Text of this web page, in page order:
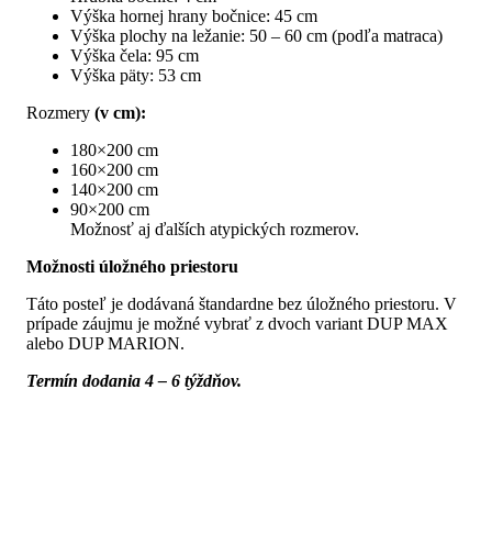
Výška hornej hrany bočnice: 45 cm
Výška plochy na ležanie: 50 – 60 cm (podľa matraca)
Výška čela: 95 cm
Výška päty: 53 cm
Rozmery (v cm):
180×200 cm
160×200 cm
140×200 cm
90×200 cm
Možnosť aj ďalších atypických rozmerov.
Možnosti úložného priestoru
Táto posteľ je dodávaná štandardne bez úložného priestoru. V
prípade záujmu je možné vybrať z dvoch variant DUP MAX
alebo DUP MARION.
Termín dodania 4 – 6 týždňov.